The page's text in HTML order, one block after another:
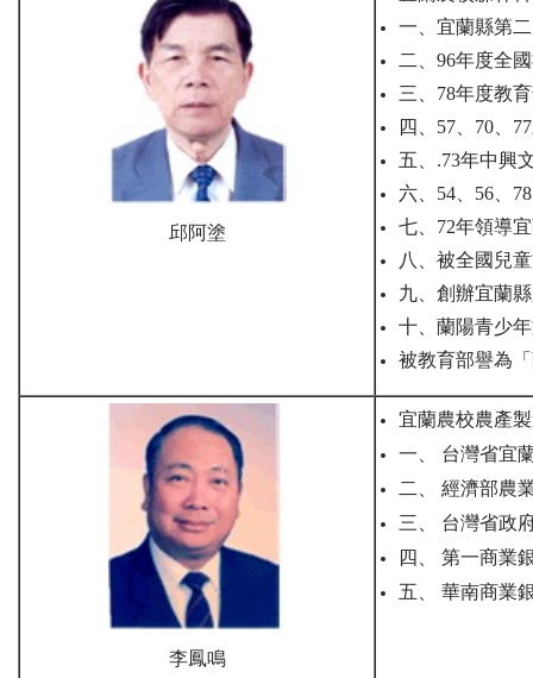
邱阿塗
一、宜蘭縣第
二、96年度全
三、78年度教
四、57、70、
五、.73年中興
六、54、56、
七、72年領導
八、被全國兒
九、創辦宜蘭
十、蘭陽青少
被教育部譽為
李鳳鳴
宜蘭農校農產
一、 台灣省宜
二、 經濟部農
三、 台灣省政
四、 第一商業
五、 華南商業